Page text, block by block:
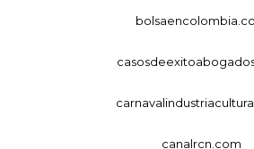
canalrcn.com